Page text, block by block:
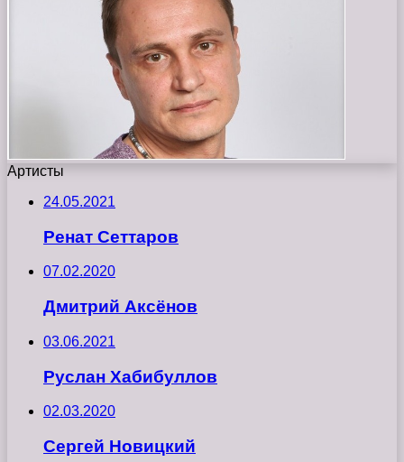
Артисты
24.05.2021
Ренат Сеттаров
07.02.2020
Дмитрий Аксёнов
03.06.2021
Руслан Хабибуллов
02.03.2020
Сергей Новицкий